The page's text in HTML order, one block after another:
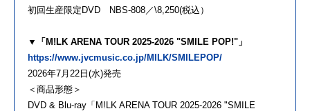
初回生産限定DVD NBS-808／\8,250(税込）
▼「M!LK ARENA TOUR 2025-2026 "SMILE POP!"」
https://www.jvcmusic.co.jp/MILK/SMILEPOP/
2026年7月22日(水)発売
＜商品形態＞
DVD & Blu-ray「M!LK ARENA TOUR 2025-2026 "SMILE